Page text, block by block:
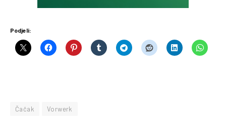
Podjeli:
Čačak Vorwerk